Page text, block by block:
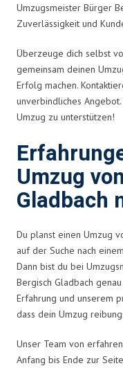
Umzugsmeister Bürger
Zuverlässigkeit und
Überzeuge dich selbst
gemeinsam deinen
Erfolg machen.
unverbindliches
Umzug zu unterstützen!
Umzug
Gladbach
Du planst einen Umzug
auf der Suche nach
Dann bist du bei
Bergisch Gladbach
Erfahrung und unserem
dass dein Umzug
Unser Team von
Anfang bis Ende zur